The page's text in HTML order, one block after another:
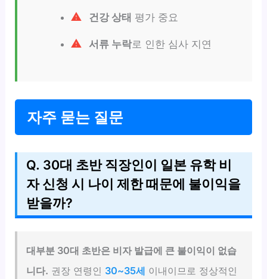
건강 상태 평가 중요
서류 누락로 인한 심사 지연
자주 묻는 질문
Q. 30대 초반 직장인이 일본 유학 비
자 신청 시 나이 제한 때문에 불이익을
받을까?
대부분 30대 초반은 비자 발급에 큰 불이익이 없습
니다. 권장 연령인 30~35세 이내이므로 정상적인